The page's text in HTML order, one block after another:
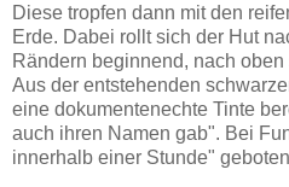
Diese tropfen dann mit den
Erde. Dabei rollt sich der Hut
Rändern beginnend, nach
Aus der entstehenden
eine dokumentenechte Tinte
auch ihren Namen gab". Bei
innerhalb einer Stunde"